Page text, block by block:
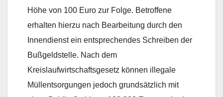
Höhe von 100 Euro zur Folge. Betroffene
erhalten hierzu nach Bearbeitung durch den
Innendienst ein entsprechendes Schreiben der
Bußgeldstelle. Nach dem
Kreislaufwirtschaftsgesetz können illegale
Müllentsorgungen jedoch grundsätzlich mit